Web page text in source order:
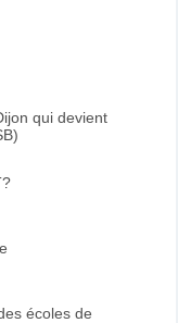
qui devient
écoles de